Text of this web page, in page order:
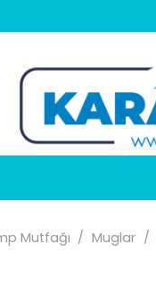
Mutfağı / Muglar /